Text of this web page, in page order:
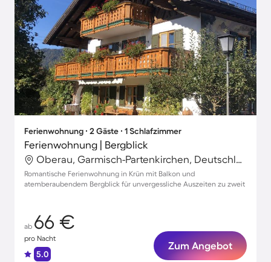
Ferienwohnung ∙ 2 Gäste ∙ 1 Schlafzimmer
Ferienwohnung | Bergblick
Oberau, Garmisch-Partenkirchen, Deutschland
Romantische Ferienwohnung in Krün mit Balkon und
atemberaubendem Bergblick für unvergessliche Auszeiten zu zweit
ab 66 €
pro Nacht
5.0
Zum Angebot